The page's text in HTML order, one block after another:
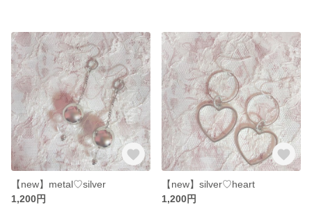
【new】metal♡silver
1,200円
【new】silver♡heart
1,200円